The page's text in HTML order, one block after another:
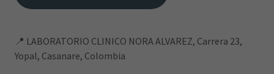
📍 LABORATORIO CLINICO NORA ALVAREZ, Carrera 23,
Yopal, Casanare, Colombia